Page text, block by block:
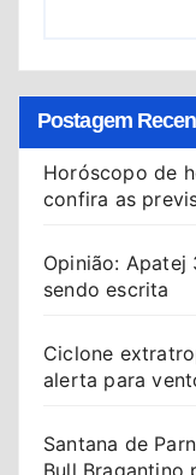
Postagem
Horóscopo de
confira as
Opinião: Apatej
sendo escrita
Ciclone
alerta para
Santana de